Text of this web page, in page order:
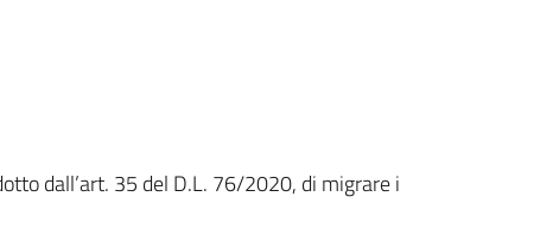
dall’art. 35 del D.L. 76/2020, di migrare i